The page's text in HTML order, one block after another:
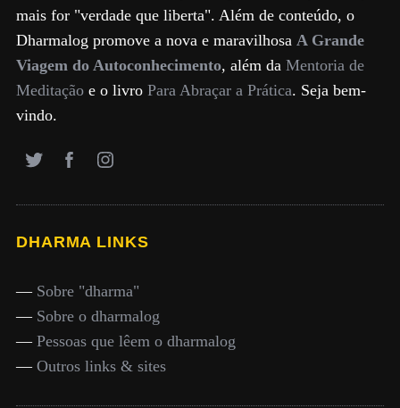
mais for "verdade que liberta". Além de conteúdo, o
Dharmalog promove a nova e maravilhosa A Grande
Viagem do Autoconhecimento, além da Mentoria de
Meditaçãoe o livro Para Abraçar a Prática. Seja bem-
vindo.
DHARMA LINKS
— Sobre "dharma"
— Sobre o dharmalog
— Pessoas que lêem o dharmalog
— Outros links & sites